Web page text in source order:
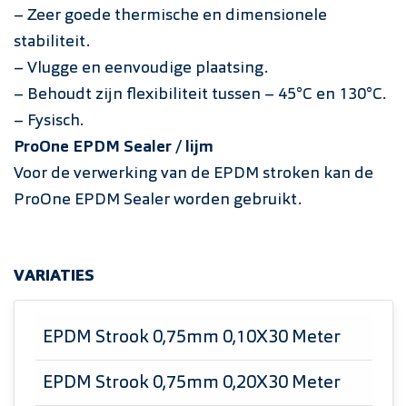
– Zeer goede thermische en dimensionele
stabiliteit.
– Vlugge en eenvoudige plaatsing.
– Behoudt zijn flexibiliteit tussen – 45°C en 130°C.
– Fysisch.
ProOne EPDM Sealer / lijm
Voor de verwerking van de EPDM stroken kan de
ProOne EPDM Sealer worden gebruikt.
VARIATIES
EPDM Strook 0,75mm 0,10X30 Meter
EPDM Strook 0,75mm 0,20X30 Meter